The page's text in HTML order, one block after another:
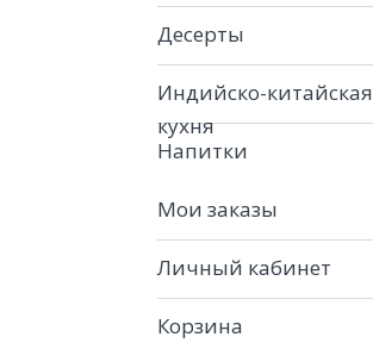
Десерты
Индийско-китайская
кухня
Напитки
Мои заказы
Личный кабинет
Корзина